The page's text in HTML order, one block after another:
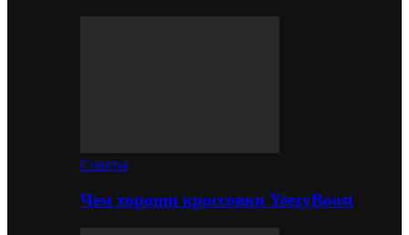
Советы
Чем хороши кроссовки YeezyBoost